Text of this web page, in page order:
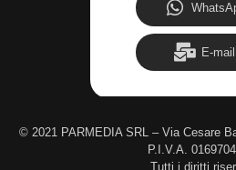
E-mail
© 2021 PARMEDIA SRL – Via Cesare
P.I.V.A.
Tutti i diritti